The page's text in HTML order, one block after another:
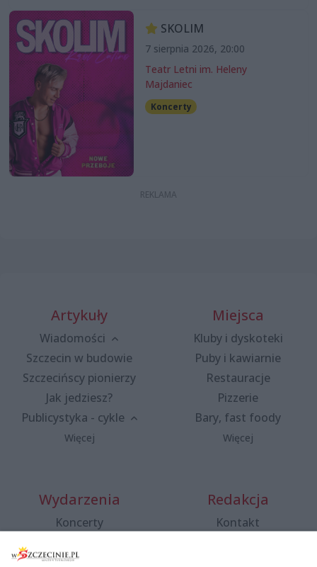
SKOLIM
7 sierpnia 2026, 20:00
Teatr Letni im. Heleny
Majdaniec
Koncerty
Artykuły
Wiadomości
Szczecin w budowie
Szczecińscy pionierzy
Jak jedziesz?
Publicystyka - cykle
Więcej
Miejsca
Kluby i dyskoteki
Puby i kawiarnie
Restauracje
Pizzerie
Bary, fast foody
Więcej
Wydarzenia
Koncerty
Spacery i oprowadzania
Redakcja
Kontakt